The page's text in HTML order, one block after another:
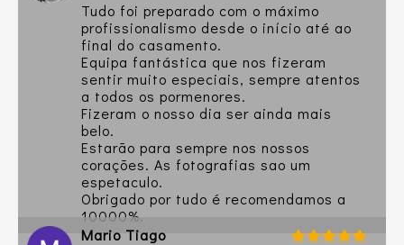
Tudo foi preparado com o máximo
profissionalismo desde o início até ao
final do casamento.
Equipa fantástica que nos fizeram
sentir muito especiais, sempre atentos
a todos os pormenores.
Fizeram o nosso dia ser ainda mais
belo.
Estarão para sempre nos nossos
corações. As fotografias sao um
espetaculo.
Obrigado por tudo é recomendamos a
10000%.
Mario Tiago